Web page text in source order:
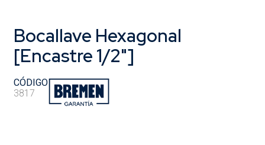
Bocallave Hexagonal
[Encastre 1/2"]
CÓDIGO
3817